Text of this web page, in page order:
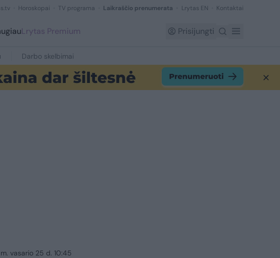
Horoskopai TV programa Laikraščio prenumerata Lrytas EN Kontaktai
Lrytas Premium Prisijungti
Darbo skelbimai
vasario 25 d. 10:45